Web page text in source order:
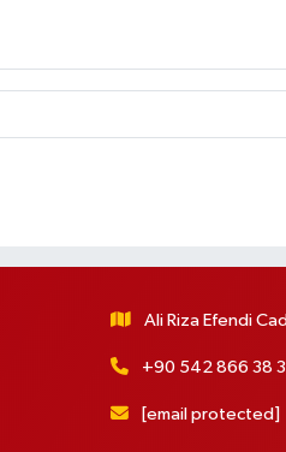
Ali Riza Efendi
+90 542 866 38
[email protected]